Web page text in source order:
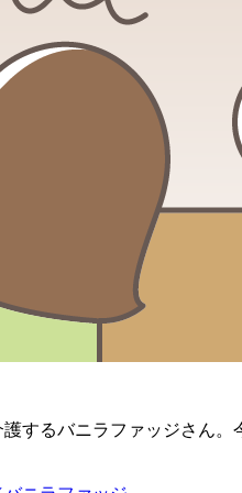
するバニラファッジさん。